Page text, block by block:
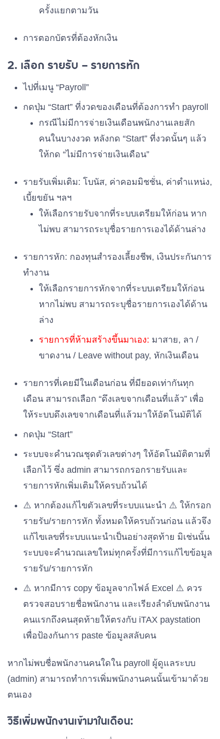
ครั้งแยกตามวัน
การตอกบัตรที่ต้องหักเงิน
2. เลือก รายรับ – รายการหัก
ไปที่เมนู “Payroll”
กดปุ่ม “Start” ที่งวดของเดือนที่ต้องการทำ payroll
กรณีไม่มีการจ่ายเงินเดือนพนักงานเลยสัก
คนในบางงวด หลังกด “Start” ที่งวดนั้นๆ แล้ว
ให้กด “ไม่มีการจ่ายเงินเดือน”
รายรับเพิ่มเติม: โบนัส, ค่าคอมมิชชั่น, ค่าตำแหน่ง,
เบี้ยขยัน ฯลฯ
ให้เลือกรายรับจากที่ระบบเตรียมให้ก่อน หาก
ไม่พบ สามารถระบุชื่อรายการเองได้ด้านล่าง
รายการหัก: กองทุนสำรองเลี้ยงชีพ, เงินประกันการ
ทำงาน
ให้เลือกรายการหักจากที่ระบบเตรียมให้ก่อน
หากไม่พบ สามารถระบุชื่อรายการเองได้ด้าน
ล่าง
รายการที่ห้ามสร้างขึ้นมาเอง: มาสาย, ลา /
ขาดงาน / Leave without pay, หักเงินเดือน
รายการที่เคยมีในเดือนก่อน ที่มียอดเท่ากันทุก
เดือน สามารถเลือก “ดึงเลขจากเดือนที่แล้ว” เพื่อ
ให้ระบบดึงเลขจากเดือนที่แล้วมาให้อัตโนมัติได้
กดปุ่ม “Start”
ระบบจะคำนวณชุดตัวเลขต่างๆ ให้อัตโนมัติตามที่
เลือกไว้ ซึ่ง admin สามารถกรอกรายรับและ
รายการหักเพิ่มเติมให้ครบถ้วนได้
⚠️ หากต้องแก้ไขตัวเลขที่ระบบแนะนำ ⚠️ ให้กรอก
รายรับ/รายการหัก ทั้งหมดให้ครบถ้วนก่อน แล้วจึง
แก้ไขเลขที่ระบบแนะนำเป็นอย่างสุดท้าย มิเช่นนั้น
ระบบจะคำนวณเลขใหม่ทุกครั้งที่มีการแก้ไขข้อมูล
รายรับ/รายการหัก
⚠️ หากมีการ copy ข้อมูลจากไฟล์ Excel ⚠️ ควร
ตรวจสอบรายชื่อพนักงาน และเรียงลำดับพนักงาน
คนแรกถึงคนสุดท้ายให้ตรงกับ iTAX paystation
เพื่อป้องกันการ paste ข้อมูลสลับคน
หากไม่พบชื่อพนักงานคนใดใน payroll ผู้ดูแลระบบ
(admin) สามารถทำการเพิ่มพนักงานคนนั้นเข้ามาด้วย
ตนเอง
วิธีเพิ่มพนักงานเข้ามาในเดือน: